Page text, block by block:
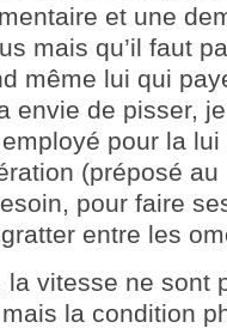
et une
mais qu’il faut
même lui qui
envie de pisser,
pour la
(préposé
pour faire
entre les
la vitesse ne sont
la condition